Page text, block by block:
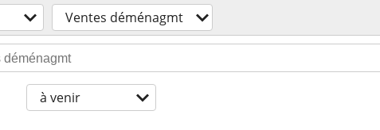
Ventes déménagmt
à venir